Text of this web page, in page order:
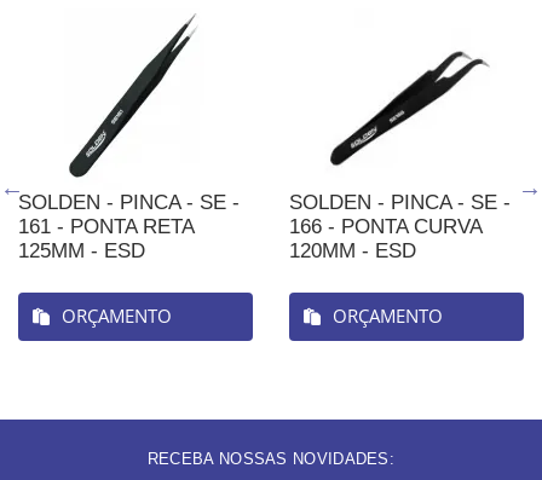
SOLDEN - PINCA - SE -
161 - PONTA RETA
125MM - ESD
ORÇAMENTO
SOLDEN - PINCA - SE -
166 - PONTA CURVA
120MM - ESD
ORÇAMENTO
RECEBA NOSSAS NOVIDADES: